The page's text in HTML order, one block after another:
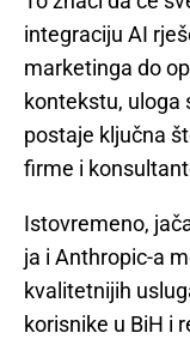
integraciju AI
marketinga do
kontekstu, uloga
postaje ključna
firme i
Istovremeno,
ja i Anthropic-a
kvalitetnijih
korisnike u BiH i